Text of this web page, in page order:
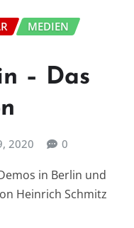
MEDIEN
– Das
2020 0
in Berlin und
Heinrich Schmitz